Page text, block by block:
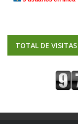
TOTAL DE VISITAS